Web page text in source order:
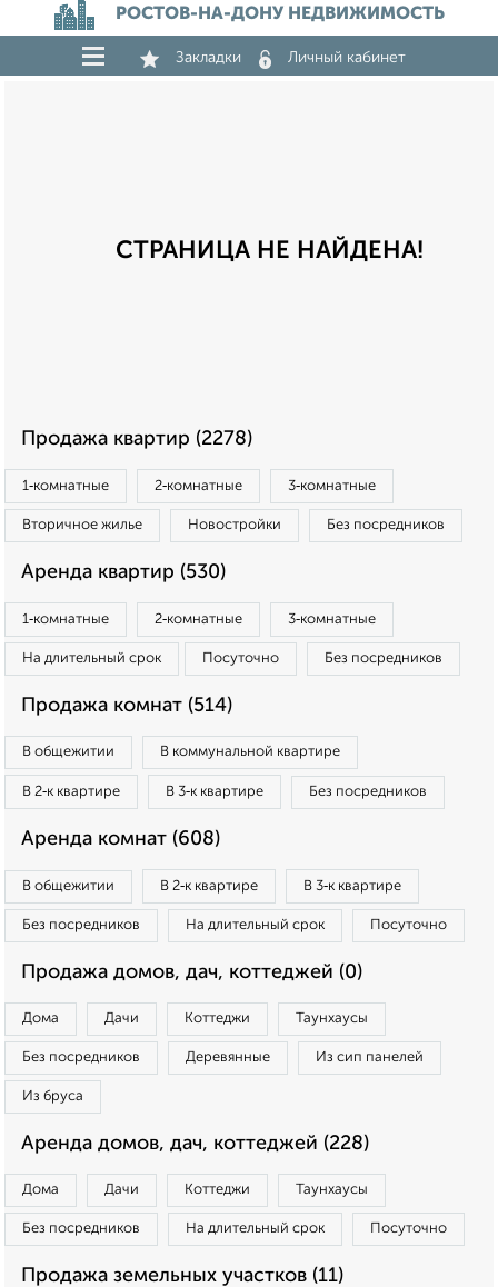
РОСТОВ-НА-ДОНУ НЕДВИЖИМОСТЬ
Закладки Личный кабинет
СТРАНИЦА НЕ НАЙДЕНА!
Продажа квартир (2278)
1‑комнатные 2‑комнатные 3‑комнатные
Вторичное жилье Новостройки Без посредников
Аренда квартир (530)
1‑комнатные 2‑комнатные 3‑комнатные
На длительный срок Посуточно Без посредников
Продажа комнат (514)
В общежитии В коммунальной квартире
В 2‑к квартире В 3‑к квартире Без посредников
Аренда комнат (608)
В общежитии В 2‑к квартире В 3‑к квартире
Без посредников На длительный срок Посуточно
Продажа домов, дач, коттеджей (0)
Дома Дачи Коттеджи Таунхаусы
Без посредников Деревянные Из сип панелей
Из бруса
Аренда домов, дач, коттеджей (228)
Дома Дачи Коттеджи Таунхаусы
Без посредников На длительный срок Посуточно
Продажа земельных участков (11)